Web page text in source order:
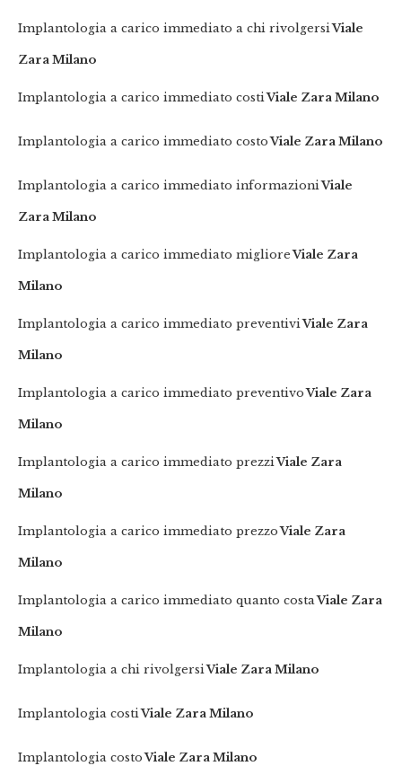
Implantologia a carico immediato a chi rivolgersiViale
Zara Milano
Implantologia a carico immediato costiViale Zara Milano
Implantologia a carico immediato costoViale Zara Milano
Implantologia a carico immediato informazioniViale
Zara Milano
Implantologia a carico immediato miglioreViale Zara
Milano
Implantologia a carico immediato preventiviViale Zara
Milano
Implantologia a carico immediato preventivoViale Zara
Milano
Implantologia a carico immediato prezziViale Zara
Milano
Implantologia a carico immediato prezzoViale Zara
Milano
Implantologia a carico immediato quanto costaViale Zara
Milano
Implantologia a chi rivolgersiViale Zara Milano
Implantologia costiViale Zara Milano
Implantologia costoViale Zara Milano